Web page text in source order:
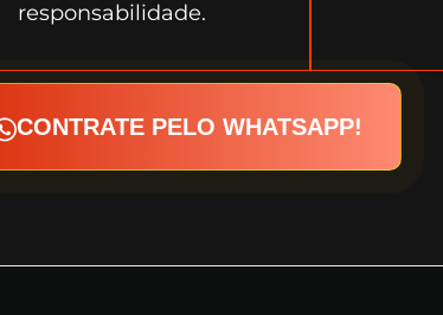
responsabilidade.
CONTRATE PELO WHATSAPP!